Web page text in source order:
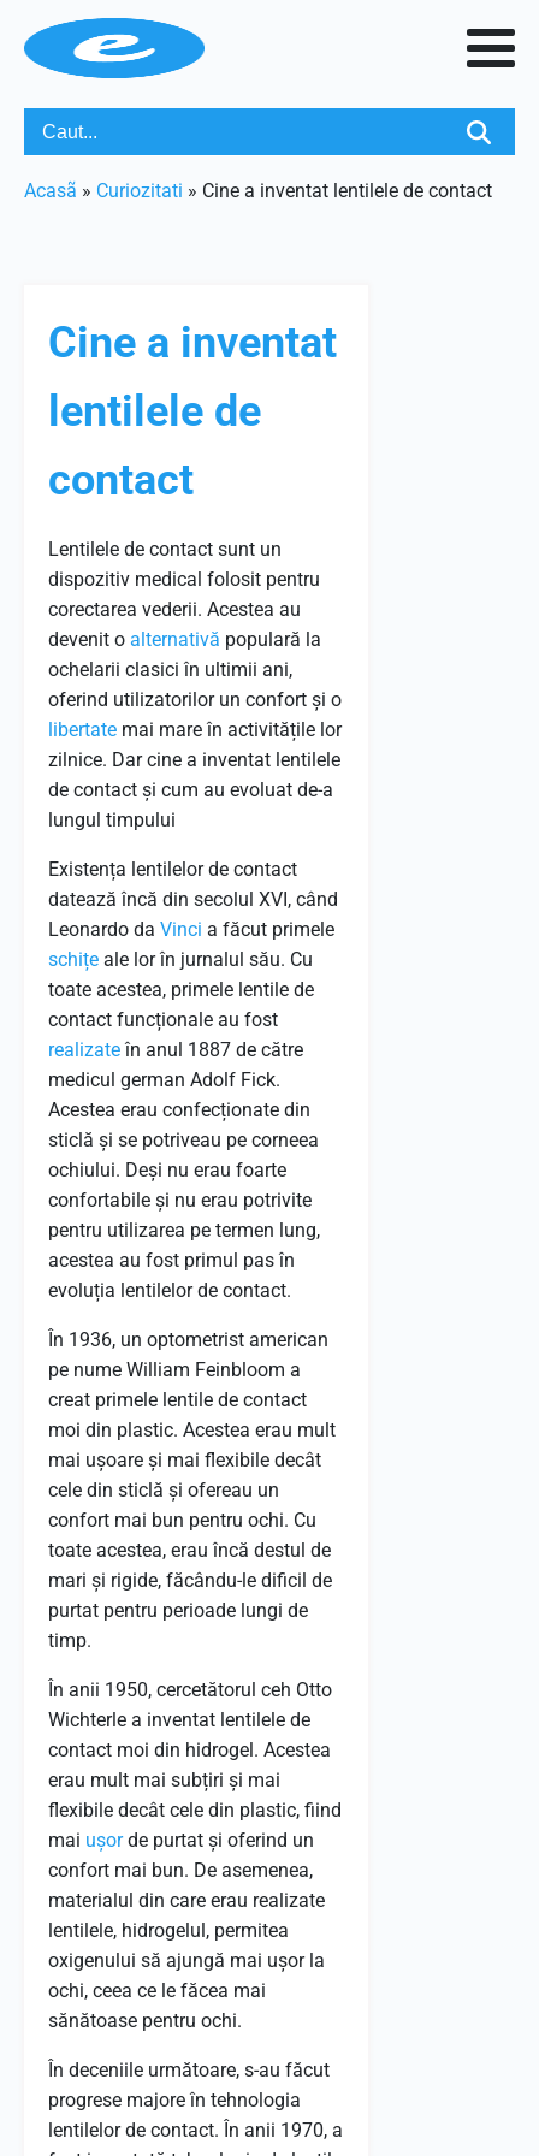
Acasã » Curiozitati » Cine a inventat lentilele de contact
Cine a inventat
lentilele de
contact
Lentilele de contact sunt un
dispozitiv medical folosit pentru
corectarea vederii. Acestea au
devenit o alternativă populară la
ochelarii clasici în ultimii ani,
oferind utilizatorilor un confort și o
libertate mai mare în activitățile lor
zilnice. Dar cine a inventat lentilele
de contact și cum au evoluat de-a
lungul timpului
Existența lentilelor de contact
datează încă din secolul XVI, când
Leonardo da Vinci a făcut primele
schițe ale lor în jurnalul său. Cu
toate acestea, primele lentile de
contact funcționale au fost
realizateîn anul 1887 de către
medicul german Adolf Fick.
Acestea erau confecționate din
sticlă și se potriveau pe corneea
ochiului. Deși nu erau foarte
confortabile și nu erau potrivite
pentru utilizarea pe termen lung,
acestea au fost primul pas în
evoluția lentilelor de contact.
În 1936, un optometrist american
pe nume William Feinbloom a
creat primele lentile de contact
moi din plastic. Acestea erau mult
mai ușoare și mai flexibile decât
cele din sticlă și ofereau un
confort mai bun pentru ochi. Cu
toate acestea, erau încă destul de
mari și rigide, făcându-le dificil de
purtat pentru perioade lungi de
timp.
În anii 1950, cercetătorul ceh Otto
Wichterle a inventat lentilele de
contact moi din hidrogel. Acestea
erau mult mai subțiri și mai
flexibile decât cele din plastic, fiind
mai ușorde purtat și oferind un
confort mai bun. De asemenea,
materialul din care erau realizate
lentilele, hidrogelul, permitea
oxigenului să ajungă mai ușor la
ochi, ceea ce le făcea mai
sănătoase pentru ochi.
În deceniile următoare, s-au făcut
progrese majore în tehnologia
lentilelor de contact. În anii 1970, a